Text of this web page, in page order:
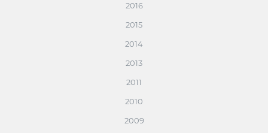
2016
2015
2014
2013
2011
2010
2009